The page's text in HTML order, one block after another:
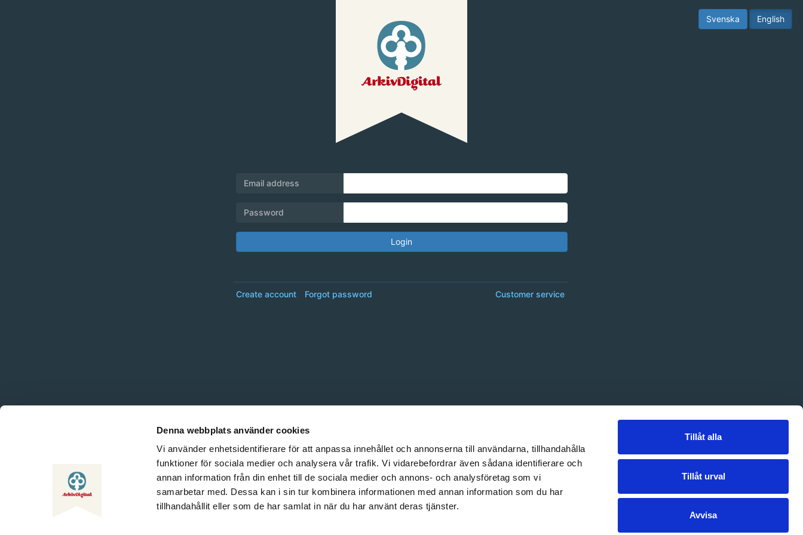
Denna webbplats använder cookies
Vi använder enhetsidentifierare för att anpassa innehållet och annonserna till användarna, tillhandahålla
funktioner för sociala medier och analysera vår trafik. Vi vidarebefordrar även sådana identifierare och
annan information från din enhet till de sociala medier och annons- och analysföretag som vi
samarbetar med. Dessa kan i sin tur kombinera informationen med annan information som du har
tillhandahållit eller som de har samlat in när du har använt deras tjänster.
Tillåt alla
Tillåt urval
Avvisa
English
Svenska
Email address
Password
Login
Customer service
Create account Forgot password